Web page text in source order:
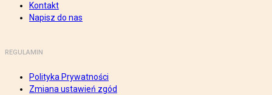
Kontakt
Napisz do nas
REGULAMIN
Polityka Prywatności
Zmiana ustawień zgód